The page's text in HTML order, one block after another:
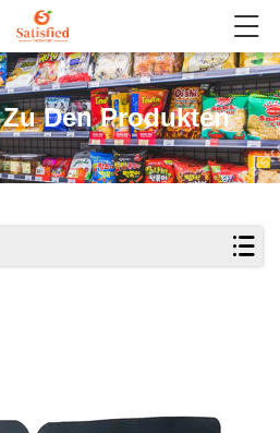
Den Produkten